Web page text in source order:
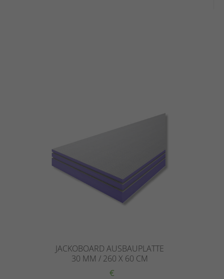
JACKOBOARD AUSBAUPLATTE
30 MM / 260 X 60 CM
€